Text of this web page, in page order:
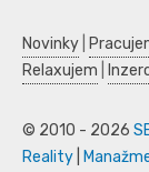
Novinky
Relaxujem
© 2010 - 2026
Reality